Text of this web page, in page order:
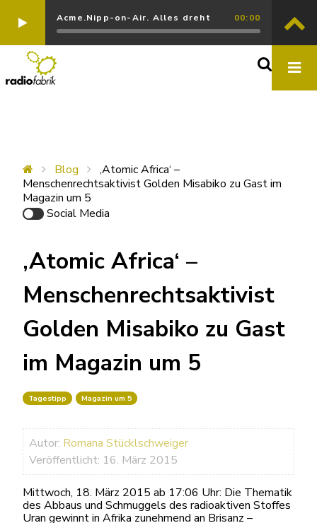
Acme.Nipp-on-Air. Alles dreht 00:00
Blog
‚Atomic Africa‘ –
Menschenrechtsaktivist Golden Misabiko zu Gast im
Magazin um 5
Social Media
‚Atomic Africa‘ –
Menschenrechtsaktivist
Golden Misabiko zu Gast
im Magazin um 5
Tagestipp Magazin um 5
Autor: Romana Stücklschweiger
Veröffentlicht: 16. März 2015
Mittwoch, 18. März 2015 ab 17:06 Uhr: Die Thematik
des Abbaus und Schmuggels des radioaktiven Stoffes
Uran gewinnt in Afrika zunehmend an Brisanz –